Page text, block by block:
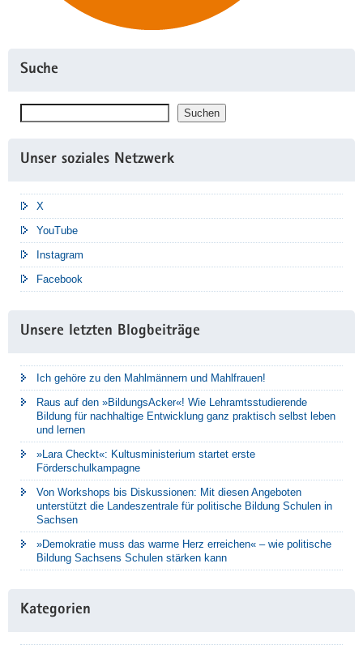
Suche
Suchen Suchen
Unser soziales Netzwerk
X
YouTube
Instagram
Facebook
Unsere letzten Blogbeiträge
Ich gehöre zu den Mahlmännern und Mahlfrauen!
Raus auf den »BildungsAcker«! Wie Lehramtsstudierende
Bildung für nachhaltige Entwicklung ganz praktisch selbst leben
und lernen
»Lara Checkt«: Kultusministerium startet erste
Förderschulkampagne
Von Workshops bis Diskussionen: Mit diesen Angeboten
unterstützt die Landeszentrale für politische Bildung Schulen in
Sachsen
»Demokratie muss das warme Herz erreichen« – wie politische
Bildung Sachsens Schulen stärken kann
Kategorien